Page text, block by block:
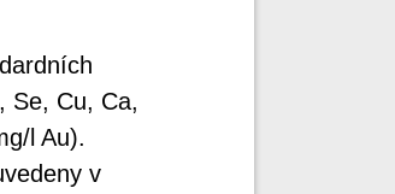
Se, Cu, Ca,
l Au).
v